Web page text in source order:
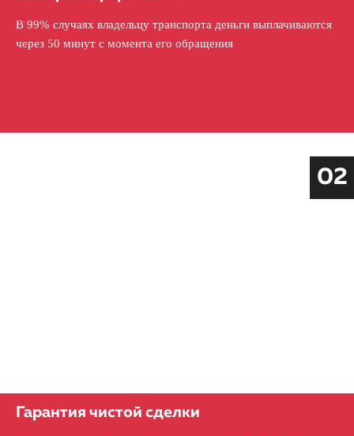
В 99% случаях владельцу транспорта деньги выплачиваются
через 50 минут с момента его обращения
02
Гарантия чистой сделки